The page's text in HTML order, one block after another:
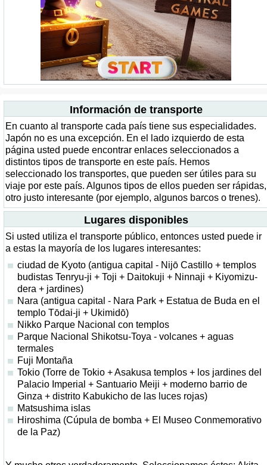
Información de transporte
En cuanto al transporte cada país tiene sus especialidades.
Japón no es una excepción. En el lado izquierdo de esta
página usted puede encontrar enlaces seleccionados a
distintos tipos de transporte en este país. Hemos
seleccionado los transportes, que pueden ser útiles para su
viaje por este país. Algunos tipos de ellos pueden ser rápidas,
otro justo interesante (por ejemplo, algunos barcos o trenes).
Lugares disponibles
Si usted utiliza el transporte público, entonces usted puede ir
a estas la mayoría de los lugares interesantes:
ciudad de Kyoto (antigua capital - Nijō Castillo + templos
budistas Tenryu-ji + Toji + Daitokuji + Ninnaji + Kiyomizu-
dera + jardines)
Nara (antigua capital - Nara Park + Estatua de Buda en el
templo Tōdai-ji + Ukimidō)
Nikko Parque Nacional con templos
Parque Nacional Shikotsu-Toya - volcanes + aguas
termales
Fuji Montaña
Tokio (Torre de Tokio + Asakusa templos + los jardines del
Palacio Imperial + Santuario Meiji + moderno barrio de
Ginza + distrito Kabukicho de las luces rojas)
Matsushima islas
Hiroshima (Cúpula de bomba + El Museo Conmemorativo
de la Paz)